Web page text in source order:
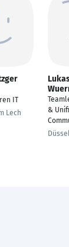
IT
Lech
&